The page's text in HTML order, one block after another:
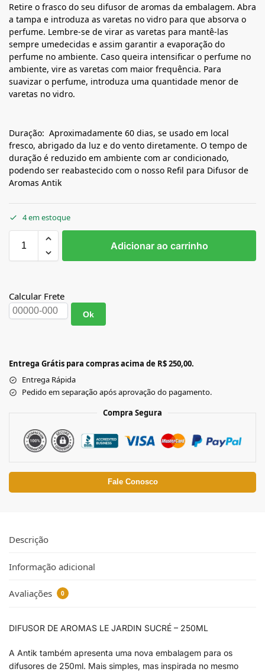
Retire o frasco do seu difusor de aromas da embalagem. Abra
a tampa e introduza as varetas no vidro para que absorva o
perfume. Lembre-se de virar as varetas para mantê-las
sempre umedecidas e assim garantir a evaporação do
perfume no ambiente. Caso queira intensificar o perfume no
ambiente, vire as varetas com maior frequência. Para
suavizar o perfume, introduza uma quantidade menor de
varetas no vidro.
Duração: Aproximadamente 60 dias, se usado em local
fresco, abrigado da luz e do vento diretamente. O tempo de
duração é reduzido em ambiente com ar condicionado,
podendo ser reabastecido com o nosso Refil para Difusor de
Aromas Antik
4 em estoque
Adicionar ao carrinho
Calcular Frete
Ok
Entrega Grátis para compras acima de R$ 250,00.
Entrega Rápida
Pedido em separação após aprovação do pagamento.
Compra Segura
Fale Conosco
Descrição
Informação adicional
Avaliações 0
DIFUSOR DE AROMAS LE JARDIN SUCRÉ – 250ML
A Antik também apresenta uma nova embalagem para os
difusores de 250ml. Mais simples, mas inspirada no mesmo